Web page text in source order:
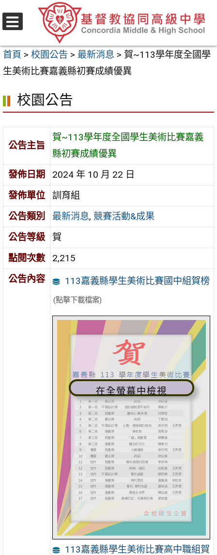
至
要
內
區
首頁 > 校園公告 > 最新消息 > 賀~113學年度全國學
生美術比賽嘉義縣初賽成績優異
校園公告
公告主旨
賀~113學年度全國學生美術比賽嘉義
縣初賽成績優異
發佈日期
2024 年 10 月 22 日
發佈單位
訓育組
公告類別
最新消息, 競賽活動&成果
公告等級
賀
點閱次數
2,215
公告內容
113嘉義縣學生美術比賽國中組賀榜
(點擊下載檔案)
在全螢幕中檢視
113嘉義縣學生美術比賽高中職組賀
選
單